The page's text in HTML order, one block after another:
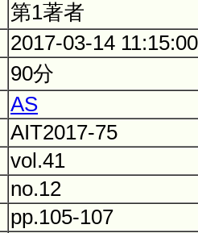
第1著者
2017-03-14
90分
AS
AIT2017-75
vol.41
no.12
pp.105-107